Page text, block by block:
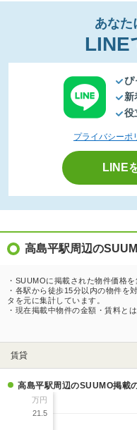
あなた
LINE
ぴ
新
役
プライバシーポ
LINE
高島平駅周辺の
・SUUMOに掲載された物件価格
・各駅から徒歩15分以内の物件を
タを元に集計しています。
・現在掲載中物件の金額・賃料と
賃貸
高島平駅周辺のSUUMO掲載
万円
21.5